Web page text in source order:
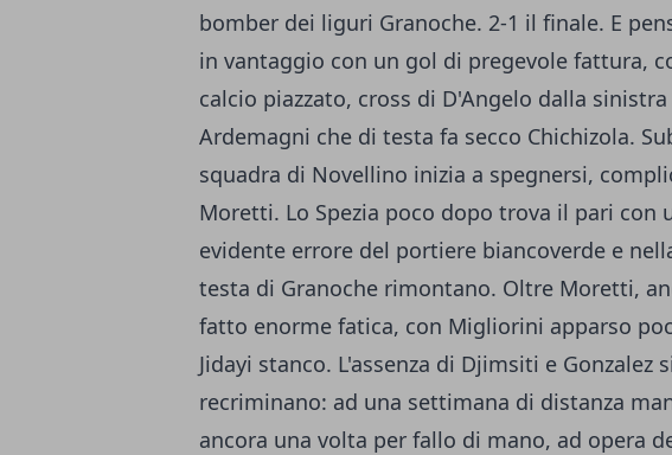
bomber dei liguri Granoche. 2-1 il finale. E
in vantaggio con un gol di pregevole fattura,
calcio piazzato, cross di D'Angelo dalla
Ardemagni che di testa fa secco Chichizola.
squadra di Novellino inizia a spegnersi,
Moretti. Lo Spezia poco dopo trova il pari con
evidente errore del portiere biancoverde e
testa di Granoche rimontano. Oltre Moretti,
fatto enorme fatica, con Migliorini apparso
Jidayi stanco. L'assenza di Djimsiti e
recriminano: ad una settimana di distanza
ancora una volta per fallo di mano, ad opera